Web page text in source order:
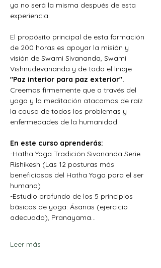
ya no será la misma después de esta
experiencia.
El propósito principal de esta formación
de 200 horas es apoyar la misión y
visión de Swami Sivananda, Swami
Vishnudevananda y de todo el linaje
"Paz interior para paz exterior".
Creemos firmemente que a través del
yoga y la meditación atacamos de raíz
la causa de todos los problemas y
enfermedades de la humanidad.
En este curso aprenderás:
-Hatha Yoga Tradición Sivananda Serie
Rishikesh (Las 12 posturas más
beneficiosas del Hatha Yoga para el ser
humano)
-Estudio profundo de los 5 principios
básicos de yoga: Ásanas (ejercicio
adecuado), Pranayama…
Leer más